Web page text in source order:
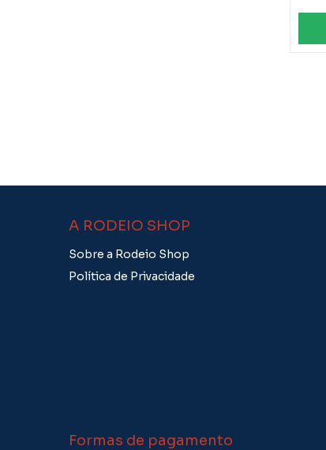
A RODEIO SHOP
Sobre a Rodeio Shop
Política de Privacidade
Formas de pagamento